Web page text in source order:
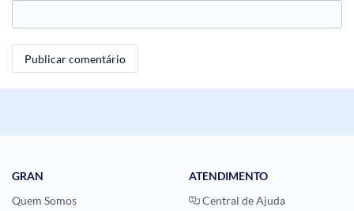
GRAN
Quem Somos
ATENDIMENTO
Central de Ajuda